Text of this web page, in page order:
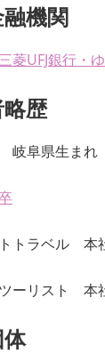
機関
三菱UFJ銀行 ・
歴
阜県生まれ
トトラベル 本
ツーリスト 本